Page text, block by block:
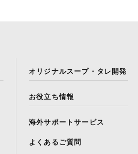
オリジナルスープ・タレ開発
お役立ち情報
海外サポートサービス
よくあるご質問